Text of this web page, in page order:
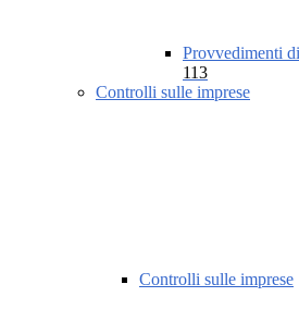
Provvedimenti
113
Controlli sulle imprese
Controlli sulle imprese